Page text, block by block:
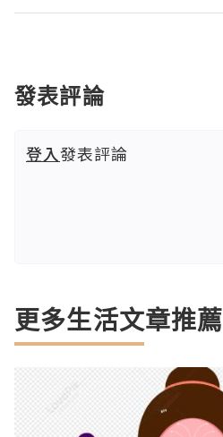
發表評論
登入發表評論
更多生活文章推薦